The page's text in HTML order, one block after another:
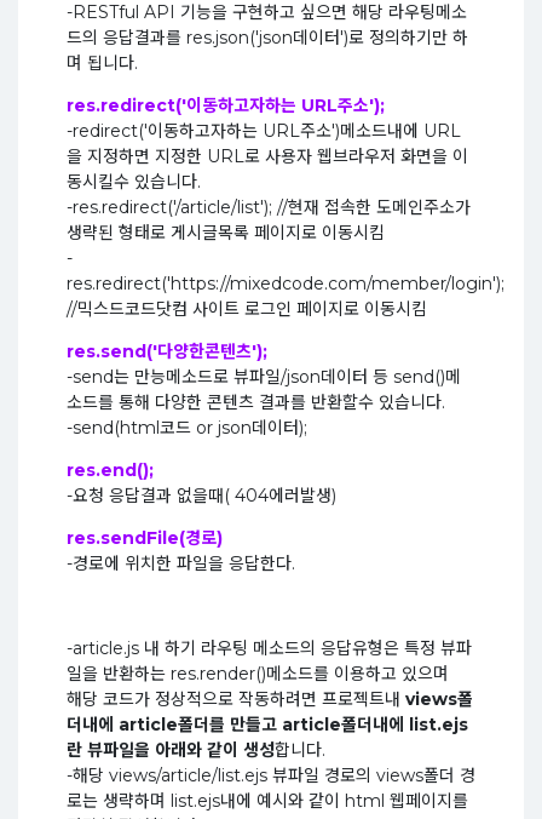
-RESTful API 기능을 구현하고 싶으면 해당 라우팅메소
드의 응답결과를 res.json('json데이터')로 정의하기만 하
며 됩니다.
res.redirect('이동하고자하는 URL주소');
-redirect('이동하고자하는 URL주소')메소드내에 URL
을 지정하면 지정한 URL로 사용자 웹브라우저 화면을 이
동시킬수 있습니다.
-res.redirect('/article/list'); //현재 접속한 도메인주소가
생략된 형태로 게시글목록 페이지로 이동시킴
-
res.redirect('https://mixedcode.com/member/login');
//믹스드코드닷컴 사이트 로그인 페이지로 이동시킴
res.send('다양한콘텐츠');
-send는 만능메소드로 뷰파일/json데이터 등 send()메
소드를 통해 다양한 콘텐츠 결과를 반환할수 있습니다.
-send(html코드 or json데이터);
res.end();
-요청 응답결과 없을때( 404에러발생)
res.sendFile(경로)
-경로에 위치한 파일을 응답한다.
-article.js 내 하기 라우팅 메소드의 응답유형은 특정 뷰파
일을 반환하는 res.render()메소드를 이용하고 있으며
해당 코드가 정상적으로 작동하려면 프로젝트내 views폴
더내에 article폴더를 만들고 article폴더내에 list.ejs
란 뷰파일을 아래와 같이 생성합니다.
-해당 views/article/list.ejs 뷰파일 경로의 views폴더 경
로는 생략하며 list.ejs내에 예시와 같이 html 웹페이지를